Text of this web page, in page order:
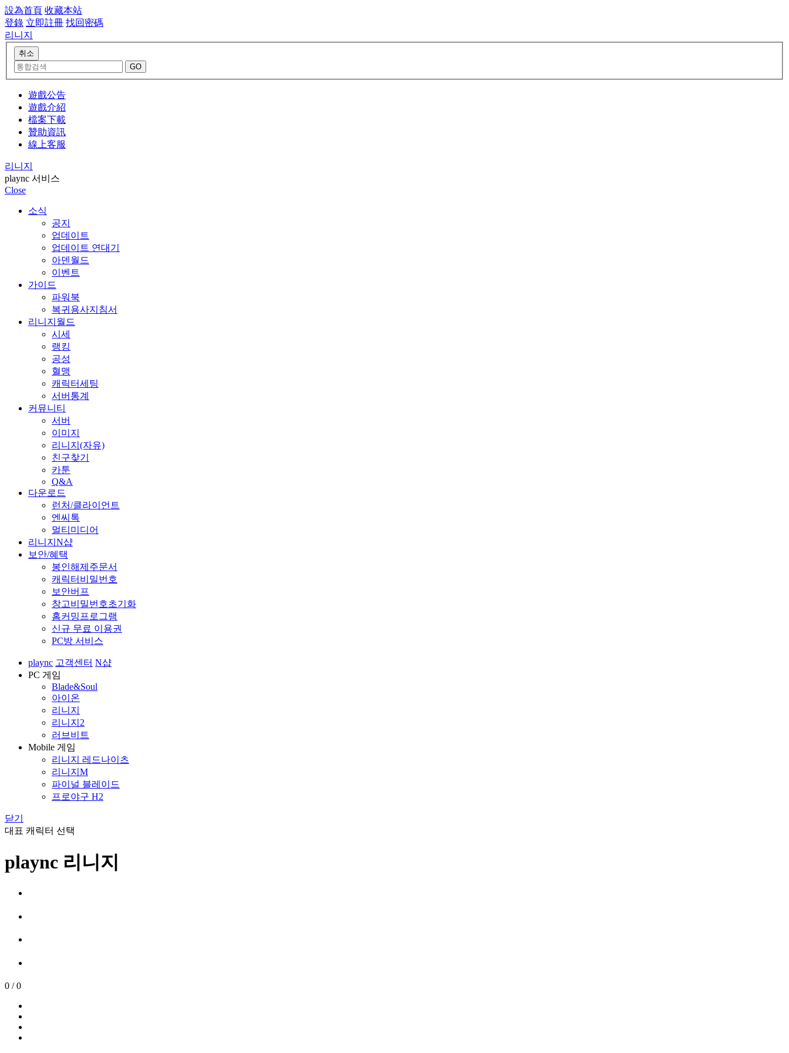
設為首頁 收藏本站
登錄 立即註冊 找回密碼
리니지
遊戲公告
遊戲介紹
檔案下載
贊助資訊
線上客服
리니지
plaync 서비스
Close
소식
공지
업데이트
업데이트 연대기
아덴월드
이벤트
가이드
파워북
복귀용사지침서
리니지월드
시세
랭킹
공성
혈맹
캐릭터세팅
서버통계
커뮤니티
서버
이미지
리니지(자유)
친구찾기
카툰
Q&A
다운로드
런처/클라이언트
엔씨톡
멀티미디어
리니지N샵
보안/혜택
봉인해제주문서
캐릭터비밀번호
보안버프
창고비밀번호초기화
홈커밍프로그램
신규 무료 이용권
PC방 서비스
plaync 고객센터 N샵
PC 게임
Blade&Soul
아이온
리니지
리니지2
러브비트
Mobile 게임
리니지 레드나이츠
리니지M
파이널 블레이드
프로야구 H2
닫기
대표 캐릭터 선택
plaync 리니지
0 / 0